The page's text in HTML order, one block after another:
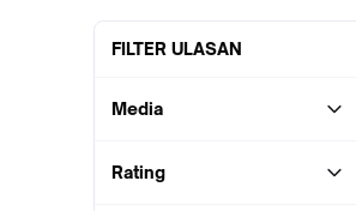
FILTER ULASAN
Media
Rating